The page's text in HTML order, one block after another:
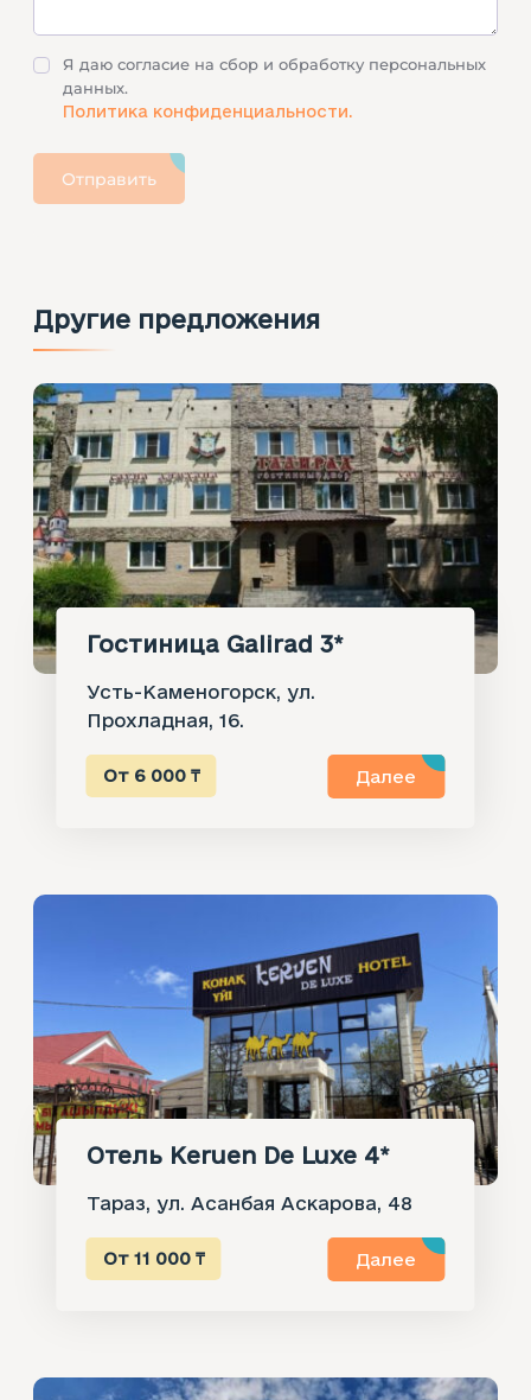
Я даю согласие на сбор и обработку персональных
данных.
Политика конфиденциальности.
Отправить
Другие предложения
Гостиница Galirad 3*
Усть-Каменогорск, ул.
Прохладная, 16.
От 6 000 ₸ Далее
Отель Keruen De Luxe 4*
Тараз, ул. Асанбая Аскарова, 48
От 11 000 ₸ Далее